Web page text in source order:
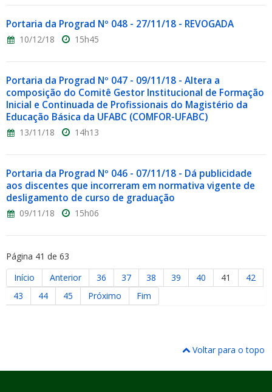
Portaria da Prograd Nº 048 - 27/11/18 - REVOGADA
10/12/18 15h45
Portaria da Prograd Nº 047 - 09/11/18 - Altera a
composição do Comitê Gestor Institucional de Formação
Inicial e Continuada de Profissionais do Magistério da
Educação Básica da UFABC (COMFOR-UFABC)
13/11/18 14h13
Portaria da Prograd Nº 046 - 07/11/18 - Dá publicidade
aos discentes que incorreram em normativa vigente de
desligamento de curso de graduação
09/11/18 15h06
Página 41 de 63
Início
Anterior 36 37 38 39 40 41
42
43
44 45 Próximo Fim
Voltar para o topo